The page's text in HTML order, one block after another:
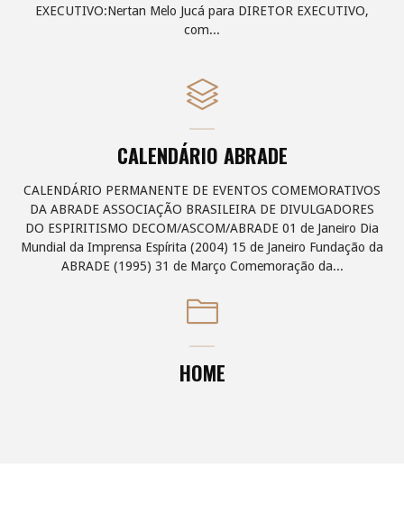
EXECUTIVO:Nertan Melo Jucá para DIRETOR EXECUTIVO,
com...
CALENDÁRIO ABRADE
CALENDÁRIO PERMANENTE DE EVENTOS COMEMORATIVOS
DA ABRADE ASSOCIAÇÃO BRASILEIRA DE DIVULGADORES
DO ESPIRITISMO DECOM/ASCOM/ABRADE 01 de Janeiro Dia
Mundial da Imprensa Espírita (2004) 15 de Janeiro Fundação da
ABRADE (1995) 31 de Março Comemoração da...
HOME